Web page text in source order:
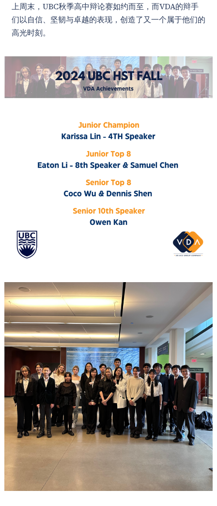
上周末，UBC秋季高中辩论赛如约而至，而VDA的辩手
们以自信、坚韧与卓越的表现，创造了又一个属于他们的
高光时刻。